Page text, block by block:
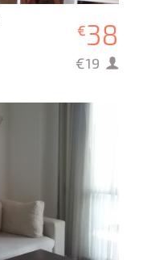
€38
€19